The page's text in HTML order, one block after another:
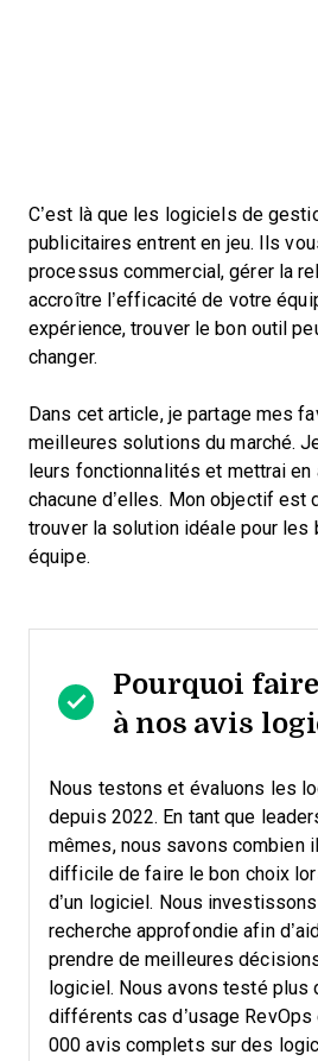
C’est là que les logiciels de
publicitaires entrent en jeu. Ils
processus commercial, gérer la
accroître l’efficacité de votre
expérience, trouver le bon outil
changer.
Dans cet article, je partage mes
meilleures solutions du marché.
leurs fonctionnalités et mettrai
chacune d’elles. Mon objectif est
trouver la solution idéale pour les
équipe.
Pourquoi
à nos avis
Nous testons et évaluons les
depuis 2022. En tant que
mêmes, nous savons combien
difficile de faire le bon choix
d’un logiciel. Nous
recherche approfondie afin
prendre de meilleures
logiciel. Nous avons testé plus
différents cas d’usage
000 avis complets sur des